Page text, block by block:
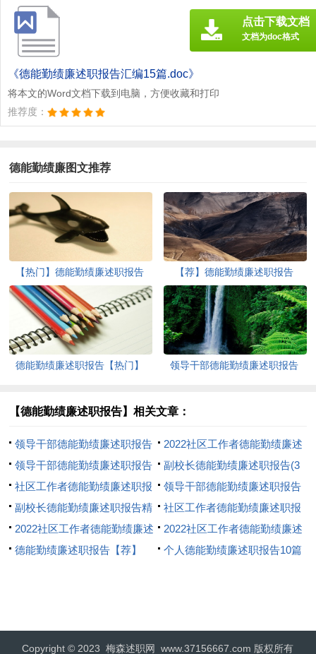
《德能勤绩廉述职报告汇编15篇.doc》
将本文的Word文档下载到电脑，方便收藏和打印
推荐度：
点击下载文档
文档为doc格式
德能勤绩廉图文推荐
【热门】德能勤绩廉述职报告 【荐】德能勤绩廉述职报告
德能勤绩廉述职报告【热门】 领导干部德能勤绩廉述职报告
【德能勤绩廉述职报告】相关文章：
领导干部德能勤绩廉述职报告
(6篇)
2022社区工作者德能勤绩廉述
职报告6篇
领导干部德能勤绩廉述职报告
通用6篇
副校长德能勤绩廉述职报告(3
篇)
社区工作者德能勤绩廉述职报
告集锦4篇
领导干部德能勤绩廉述职报告
6篇
副校长德能勤绩廉述职报告精
选3篇
社区工作者德能勤绩廉述职报
告精选4篇
2022社区工作者德能勤绩廉述
职报告(6篇)
2022社区工作者德能勤绩廉述
职报告集锦6篇
德能勤绩廉述职报告【荐】 个人德能勤绩廉述职报告10篇
Copyright © 2023 梅森述职网 www.37156667.com 版权所有